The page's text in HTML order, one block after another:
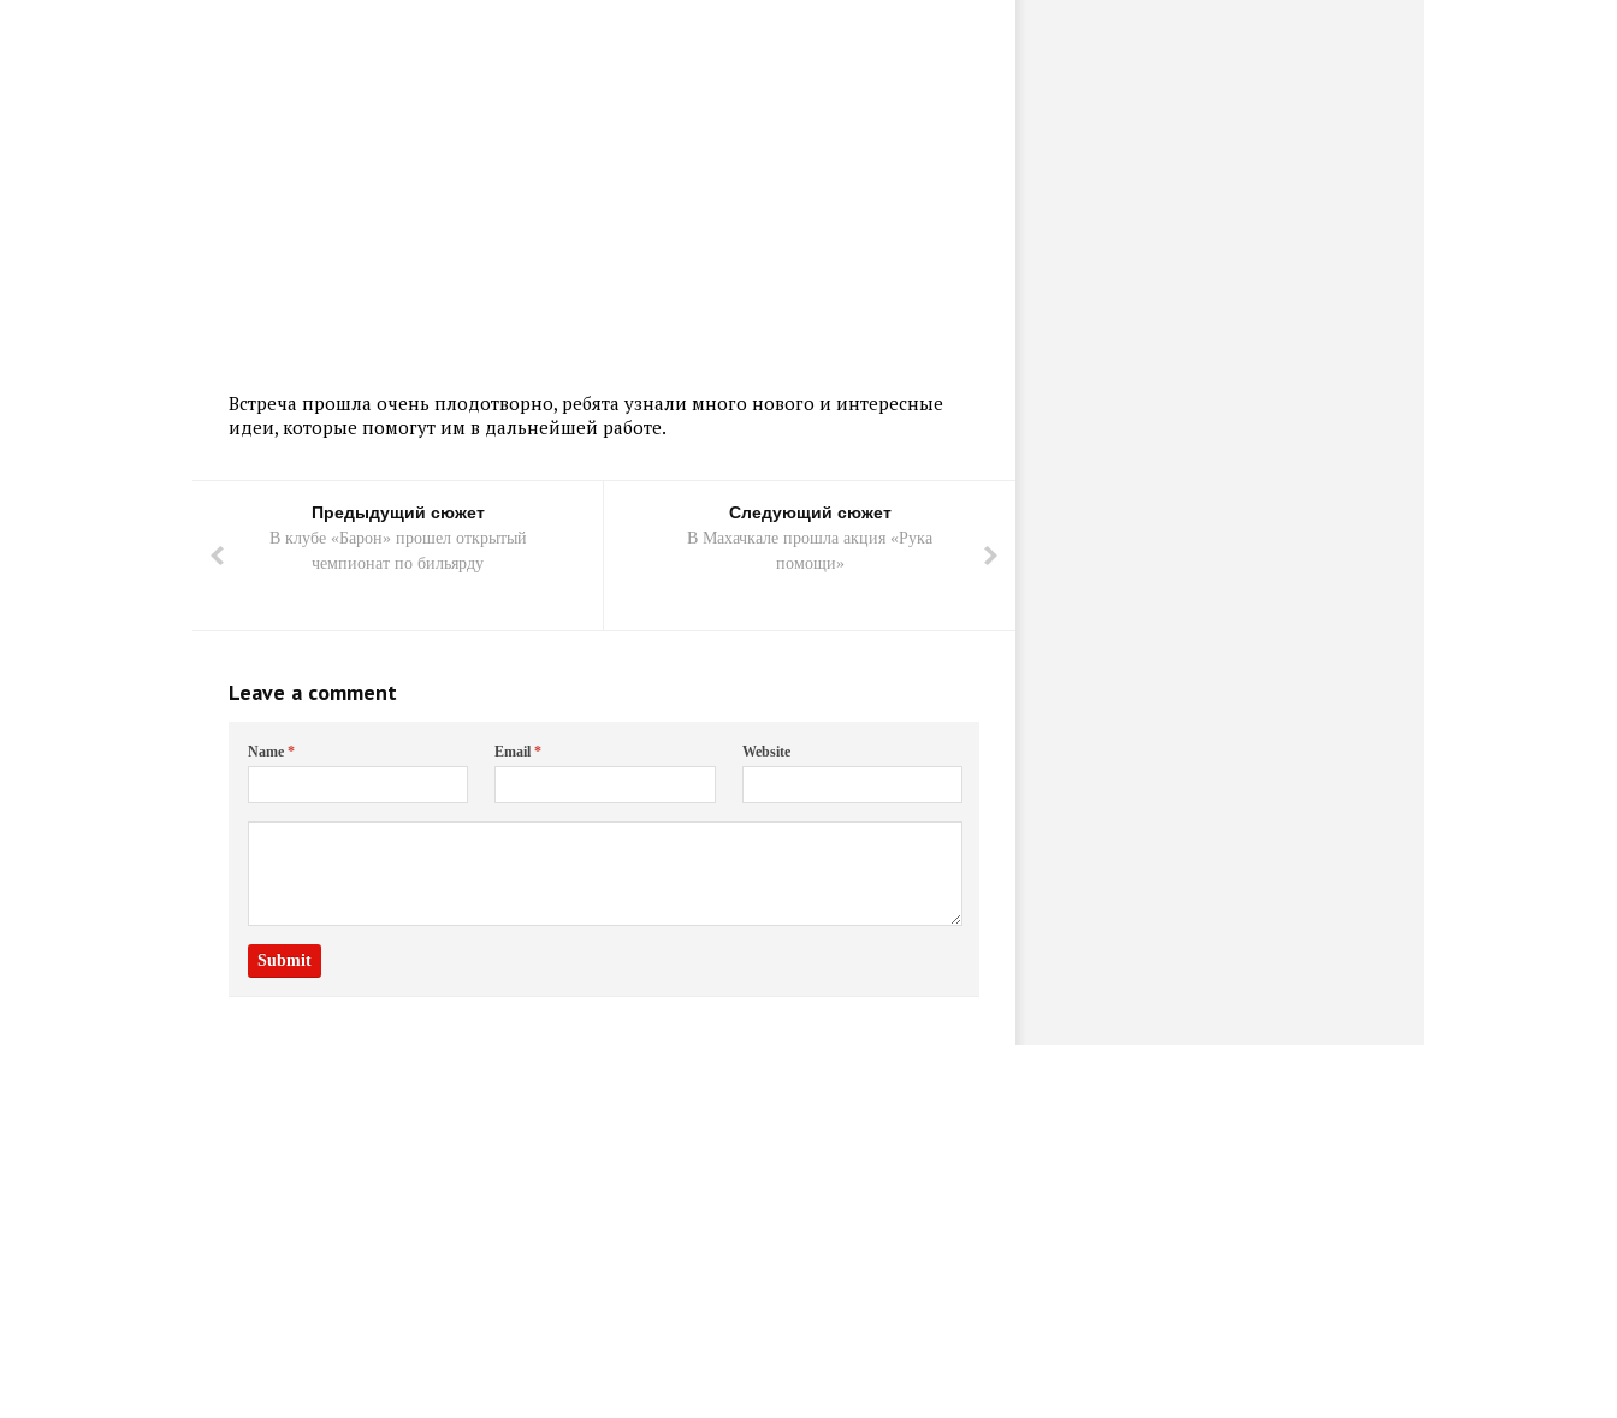
Встреча прошла очень плодотворно, ребята узнали много нового и интересные
идеи, которые помогут им в дальнейшей работе.
Предыдущий сюжет
В клубе «Барон» прошел открытый
чемпионат по бильярду
Следующий сюжет
В Махачкале прошла акция «Рука
помощи»
Leave a comment
Name* Email* Website